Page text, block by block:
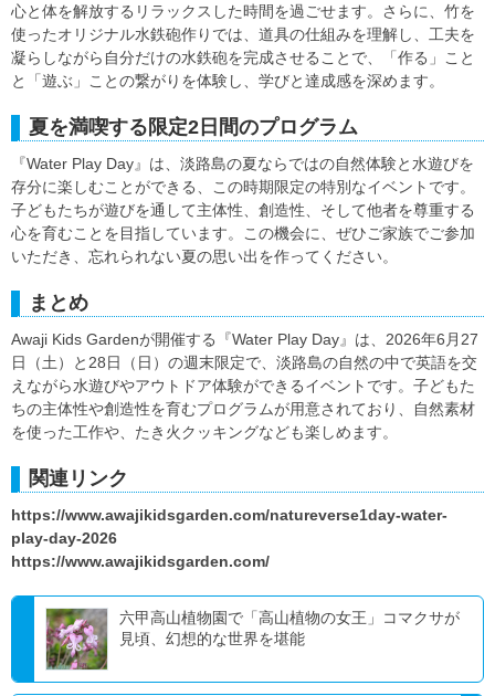
心と体を解放するリラックスした時間を過ごせます。さらに、竹を
使ったオリジナル水鉄砲作りでは、道具の仕組みを理解し、工夫を
凝らしながら自分だけの水鉄砲を完成させることで、「作る」こと
と「遊ぶ」ことの繋がりを体験し、学びと達成感を深めます。
夏を満喫する限定2日間のプログラム
『Water Play Day』は、淡路島の夏ならではの自然体験と水遊びを
存分に楽しむことができる、この時期限定の特別なイベントです。
子どもたちが遊びを通して主体性、創造性、そして他者を尊重する
心を育むことを目指しています。この機会に、ぜひご家族でご参加
いただき、忘れられない夏の思い出を作ってください。
まとめ
Awaji Kids Gardenが開催する『Water Play Day』は、2026年6月27
日（土）と28日（日）の週末限定で、淡路島の自然の中で英語を交
えながら水遊びやアウトドア体験ができるイベントです。子どもた
ちの主体性や創造性を育むプログラムが用意されており、自然素材
を使った工作や、たき火クッキングなども楽しめます。
関連リンク
https://www.awajikidsgarden.com/natureverse1day-water-
play-day-2026
https://www.awajikidsgarden.com/
六甲高山植物園で「高山植物の女王」コマクサが
見頃、幻想的な世界を堪能